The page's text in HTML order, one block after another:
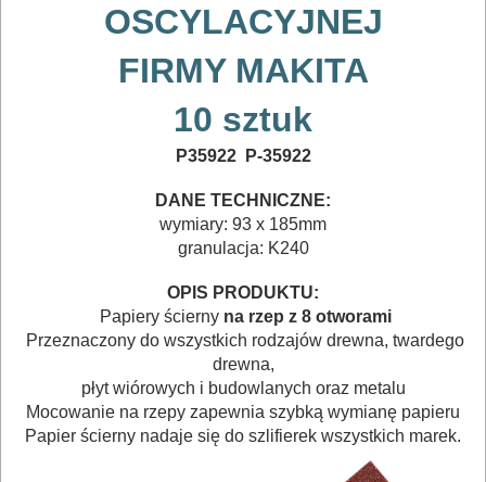
ELEKTRY..
GLAZURNICZE
URZĄDZENIA
BUDOWLANE
NARZĘDZIA
BRUKARSKIE
OBRÓBKA
DREWNA
OSCYLACYJNEJ
FIRMY MAKITA
10 sztuk
P35922 P-35922
DANE TECHNICZNE:
wymiary: 93 x 185mm
granulacja: K240
OPIS PRODUKTU:
Papiery ścierny na rzep z 8 otworami
Przeznaczony do wszystkich rodzajów drewna, twardego
drewna,
płyt wiórowych i budowlanych oraz metalu
Mocowanie na rzepy zapewnia szybką wymianę papieru
Papier ścierny nadaje się do szlifierek wszystkich marek.